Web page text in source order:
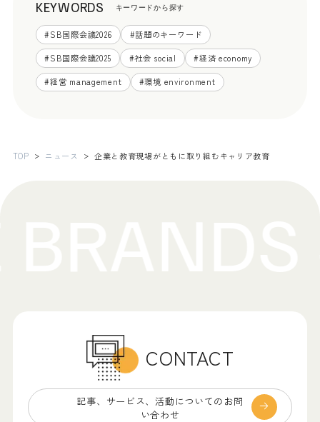
KEYWORDS キーワードから探す
#SB国際会議2026 #話題のキーワード
#SB国際会議2025 #社会 social #経済 economy
#経営 management #環境 environment
TOP ニュース 企業と教育現場がともに取り組むキャリア教育
CONTACT
記事、サービス、 活動についてのお問
い合わせ